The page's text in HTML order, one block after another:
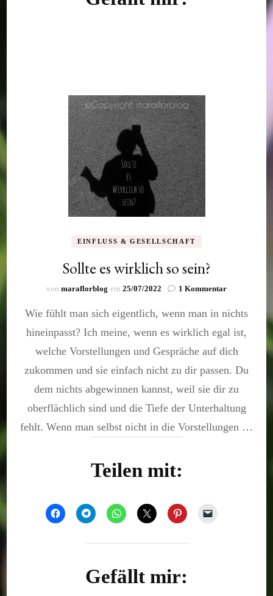
EINFLUSS & GESELLSCHAFT
Sollte es wirklich so sein?
von maraflorblog ein 25/07/2022 1 Kommentarzu
es
so
sein?
Wie fühlt man sich eigentlich, wenn man in nichts
hineinpasst? Ich meine, wenn es wirklich egal ist,
welche Vorstellungen und Gespräche auf dich
zukommen und sie einfach nicht zu dir passen. Du
dem nichts abgewinnen kannst, weil sie dir zu
oberflächlich sind und die Tiefe der Unterhaltung
fehlt. Wenn man selbst nicht in die Vorstellungen …
Teilen mit:
Gefällt mir: